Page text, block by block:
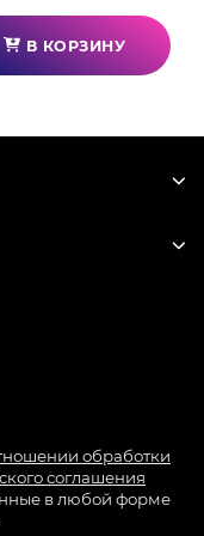
В КОРЗИНУ
обработки
соглашения
в любой форме